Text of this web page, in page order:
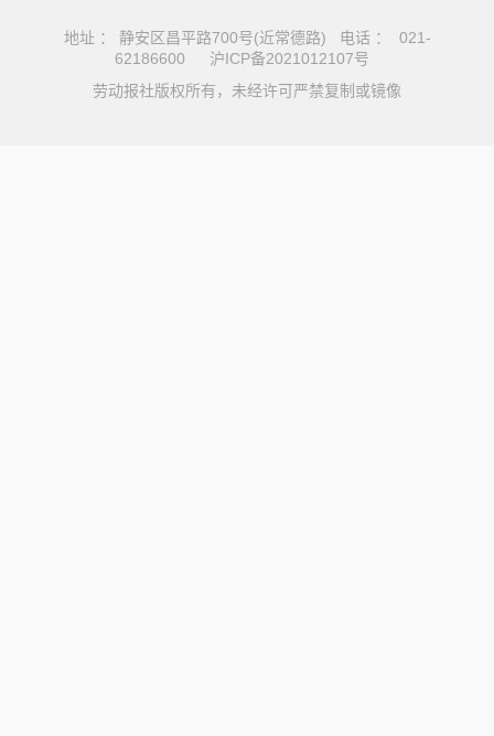
地址 ： 静安区昌平路700号(近常德路) 电话 ： 021-
62186600
沪ICP备2021012107号
劳动报社版权所有，未经许可严禁复制或镜像